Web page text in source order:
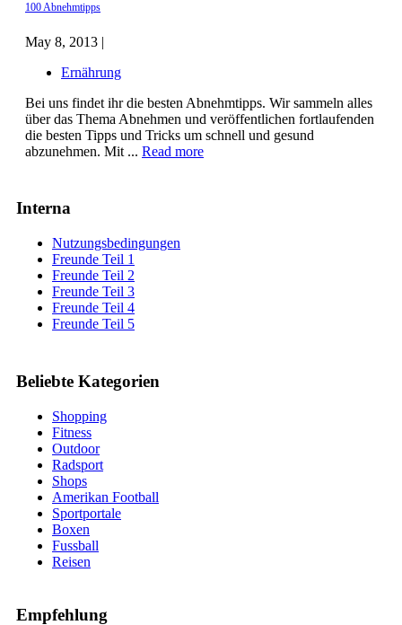
Beliebte Kategorien
Shopping
Fitness
Outdoor
Radsport
Shops
Amerikan Football
Sportportale
Boxen
Fussball
Reisen
Empfehlung
100 Abnehmtipps
May 8, 2013 |
Ernährung
Bei uns findet ihr die besten Abnehmtipps. Wir sammeln alles
über das Thema Abnehmen und veröffentlichen fortlaufenden
die besten Tipps und Tricks um schnell und gesund
abzunehmen. Mit ... Read more
Interna
Nutzungsbedingungen
Freunde Teil 1
Freunde Teil 2
Freunde Teil 3
Freunde Teil 4
Freunde Teil 5